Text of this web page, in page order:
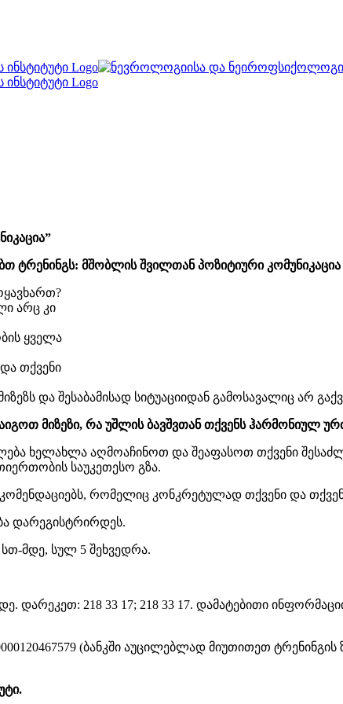
ტრენინგს: მშობლის შვილთან პოზიტიური კომუნიკაცია
არც კი
ყველა
თქვენი
და შესაბამისად სიტუაციიდან გამოსავალიც არ
მიზეზი, რა უშლის ბავშვთან თქვენს ჰარმონიულ
ხელახლა აღმოაჩინოთ და შეაფასოთ თქვენი
საუკეთესო გზა.
რომელიც კონკრეტულად თქვენი და
დარეგისტრირდეს.
მდე, სულ 5 შეხვედრა.
დარეკეთ: 218 33 17; 218 33 17. დამატებითი
(ბანკში აუცილებლად მიუთითეთ